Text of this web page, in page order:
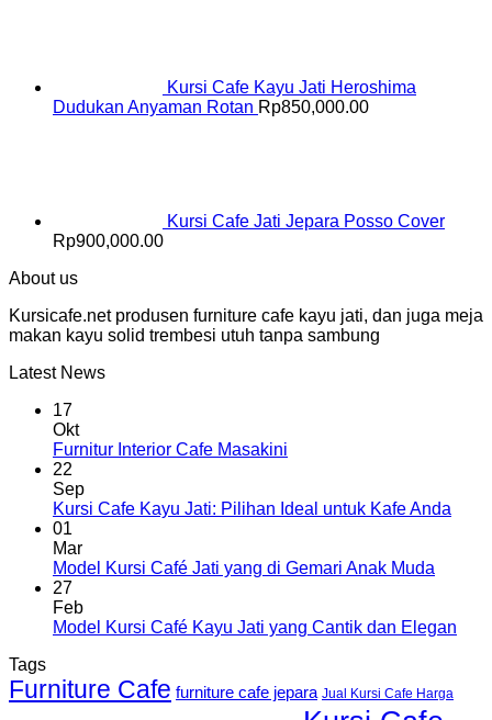
Kursi Cafe Kayu Jati Heroshima
Dudukan Anyaman Rotan Rp850,000.00
Kursi Cafe Jati Jepara Posso Cover
Rp900,000.00
About us
Kursicafe.net produsen furniture cafe kayu jati, dan juga meja
makan kayu solid trembesi utuh tanpa sambung
Latest News
17
Okt
Furnitur Interior Cafe Masakini
22
Sep
Kursi Cafe Kayu Jati: Pilihan Ideal untuk Kafe Anda
01
Mar
Model Kursi Café Jati yang di Gemari Anak Muda
27
Feb
Model Kursi Café Kayu Jati yang Cantik dan Elegan
Tags
Furniture Cafe furniture cafe jepara Jual Kursi Cafe Harga